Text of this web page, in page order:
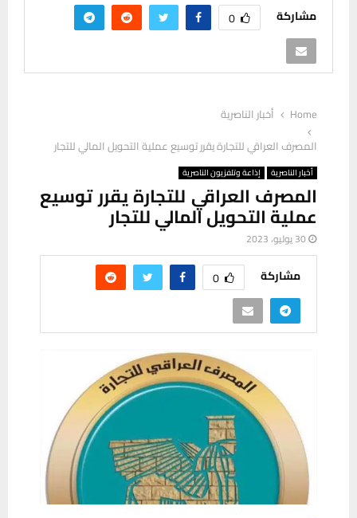
مشاركة 0
Home
أخبار الناصرية
المصرف العراقي للتجارة يقرر توسيع عملية التحويل المالي للتجار
أخبار الناصرية إذاعة وتلفزيون الناصرية
المصرف العراقي للتجارة يقرر توسيع
عملية التحويل المالي للتجار
30 يوليو، 2023
مشاركة 0